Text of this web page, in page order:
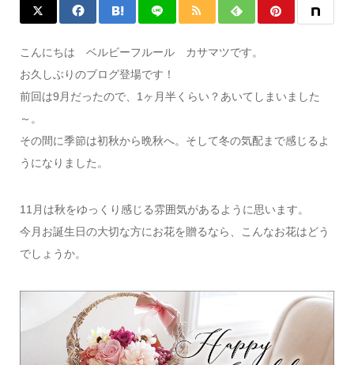
こんにちは ベルビーフルール カサマツです。
お久しぶりのブログ登場です！
前回は9月だったので、1ヶ月半くらい？あいてしまいました
～。
その間に季節は初秋から晩秋へ。そして冬の気配まで感じるよ
うになりました。
11月は秋をゆっくり感じる雰囲気があるように思います。
今月お誕生日の大切な方にお花を贈るなら、こんなお花はどう
でしょうか。